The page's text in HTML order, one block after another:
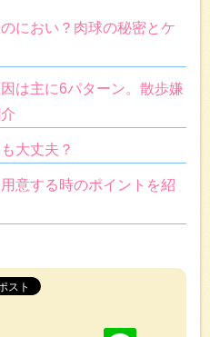
におい？肉球の秘密とケ
は主に6パターン。散歩嫌
大丈夫？
意する時のポイントを紹